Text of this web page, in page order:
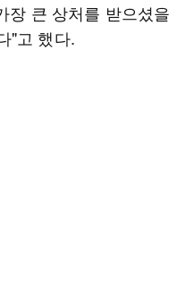
장 큰 상처를 받으셨을
"고 했다.